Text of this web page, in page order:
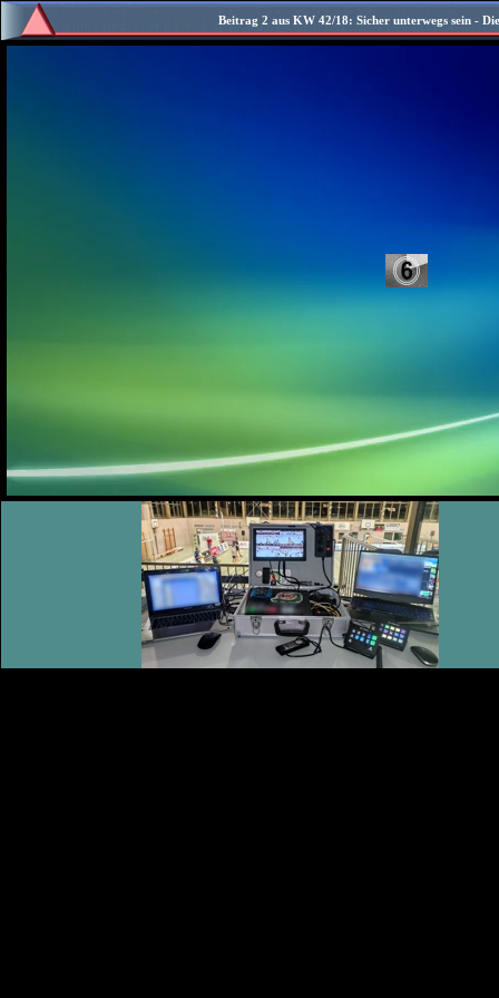
Beitrag 2 aus KW 42/18: Sicher unterwegs sein -